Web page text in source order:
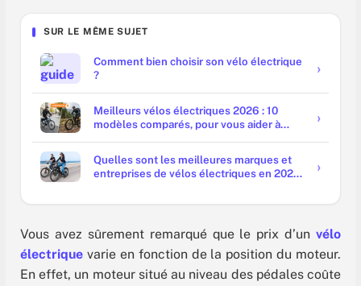
SUR LE MÊME SUJET
Comment bien choisir son vélo électrique
?
Meilleurs vélos électriques 2026 : 10
modèles comparés, pour vous aider à
Quelles sont les meilleures marques et
entreprises de vélos électriques en 2025
Vous avez sûrement remarqué que le prix d’un vélo
électrique varie en fonction de la position du moteur.
En effet, un moteur situé au niveau des pédales coûte